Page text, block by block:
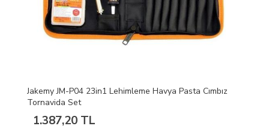
Jakemy JM-P04 23in1 Lehimleme Havya Pasta Cımbız
Tornavida Set
1.387,20 TL